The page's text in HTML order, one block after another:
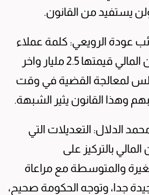
يستفيد من القانون.
عودة الرويعي: كلمة عملاء
اخرين في الضمان المالي قيمتها 2.5 مليار واخر
لمعالجة القضية في وقت
وهذا القانون يثير الشبهة.
الدلال: التعديلات التي
بالتركيز على
والمتوسطة مع مراعاة
جدا، وتوجه الحكومة صحيح،